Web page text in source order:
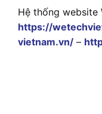
Hệ thống website
https://
vietnam.vn/ –